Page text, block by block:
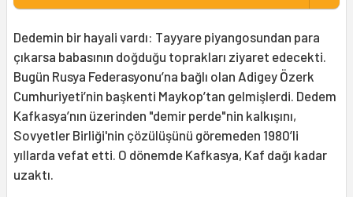
Dedemin bir hayali vardı: Tayyare piyangosundan para
çıkarsa babasının doğduğu toprakları ziyaret edecekti.
Bugün Rusya Federasyonu’na bağlı olan Adigey Özerk
Cumhuriyeti’nin başkenti Maykop’tan gelmişlerdi. Dedem
Kafkasya’nın üzerinden "demir perde"nin kalkışını,
Sovyetler Birliği'nin çözülüşünü göremeden 1980’li
yıllarda vefat etti. O dönemde Kafkasya, Kaf dağı kadar
uzaktı.